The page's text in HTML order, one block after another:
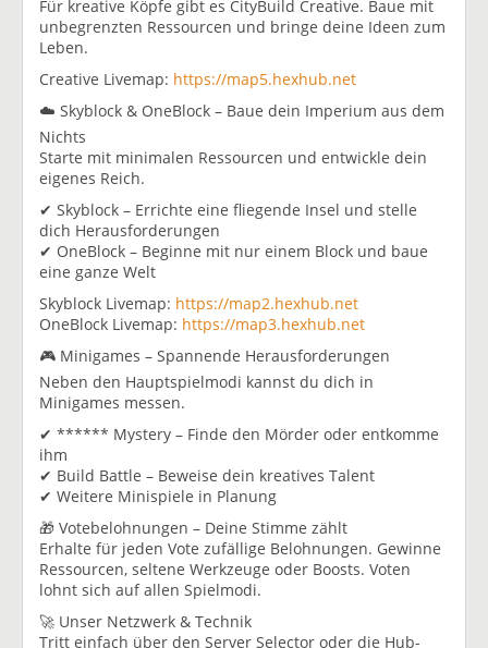
Für kreative Köpfe gibt es CityBuild Creative. Baue mit
unbegrenzten Ressourcen und bringe deine Ideen zum
Leben.
Creative Livemap: https://map5.hexhub.net
☁️ Skyblock & OneBlock – Baue dein Imperium aus dem
Nichts
Starte mit minimalen Ressourcen und entwickle dein
eigenes Reich.
✔ Skyblock – Errichte eine fliegende Insel und stelle
dich Herausforderungen
✔ OneBlock – Beginne mit nur einem Block und baue
eine ganze Welt
Skyblock Livemap: https://map2.hexhub.net
OneBlock Livemap: https://map3.hexhub.net
🎮 Minigames – Spannende Herausforderungen
Neben den Hauptspielmodi kannst du dich in
Minigames messen.
✔ ****** Mystery – Finde den Mörder oder entkomme
ihm
✔ Build Battle – Beweise dein kreatives Talent
✔ Weitere Minispiele in Planung
🎁 Votebelohnungen – Deine Stimme zählt
Erhalte für jeden Vote zufällige Belohnungen. Gewinne
Ressourcen, seltene Werkzeuge oder Boosts. Voten
lohnt sich auf allen Spielmodi.
🚀 Unser Netzwerk & Technik
Tritt einfach über den Server Selector oder die Hub-